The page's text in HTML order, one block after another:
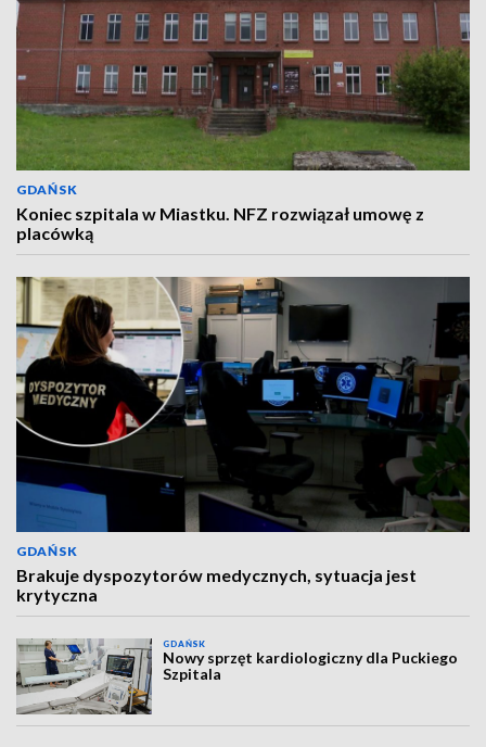
GDAŃSK
Koniec szpitala w Miastku. NFZ rozwiązał umowę z
placówką
GDAŃSK
Brakuje dyspozytorów medycznych, sytuacja jest
krytyczna
GDAŃSK
Nowy sprzęt kardiologiczny dla Puckiego
Szpitala